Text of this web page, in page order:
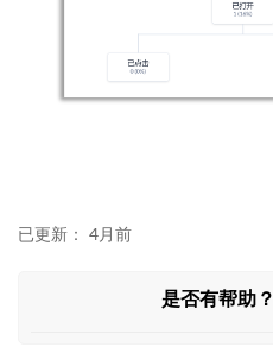
已更新： 4月前
是否有帮助？